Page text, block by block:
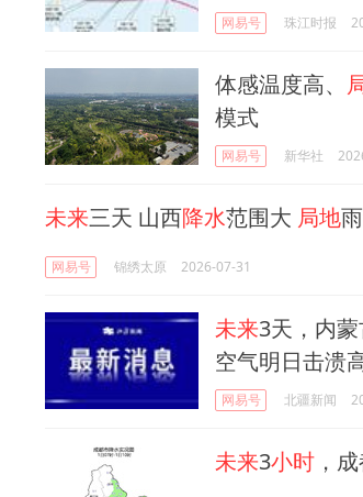
网易号 珠江时报
体感温度高、
模式
网易号 新华社
未来三天 山西降水范围大 局地
网易号 锦绣太原 2026-07-31
未来3天，内
空气明日击溃
网易号 北疆新闻
未来3小时 ，